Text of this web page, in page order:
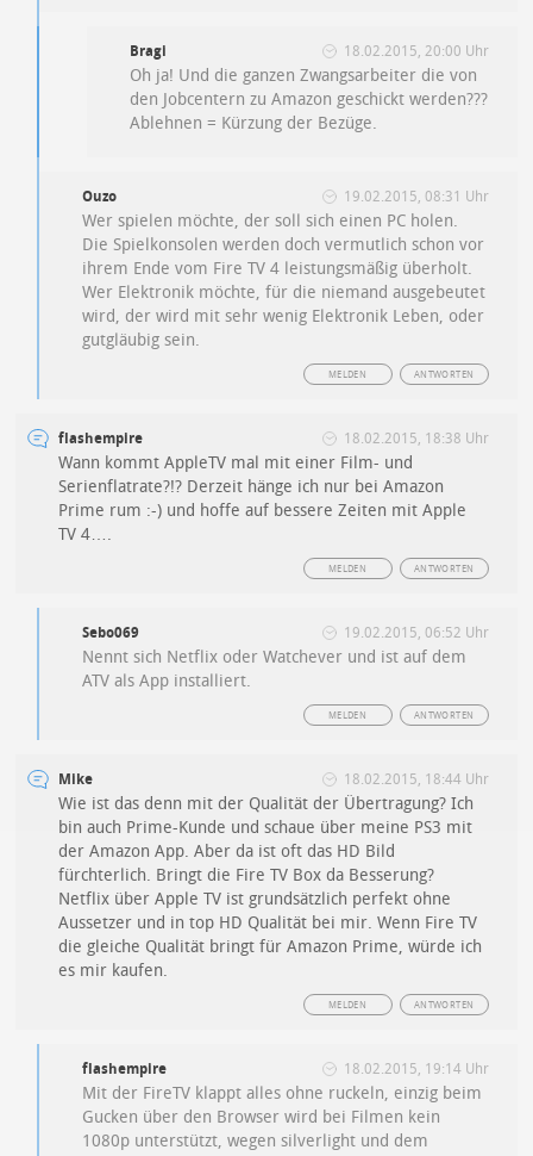
Bragi 18.02.2015, 20:00 Uhr
Oh ja! Und die ganzen Zwangsarbeiter die von
den Jobcentern zu Amazon geschickt werden???
Ablehnen = Kürzung der Bezüge.
Ouzo 19.02.2015, 08:31 Uhr
Wer spielen möchte, der soll sich einen PC holen.
Die Spielkonsolen werden doch vermutlich schon vor
ihrem Ende vom Fire TV 4 leistungsmäßig überholt.
Wer Elektronik möchte, für die niemand ausgebeutet
wird, der wird mit sehr wenig Elektronik Leben, oder
gutgläubig sein.
ANTWORTEN
MELDEN
flashempire 18.02.2015, 18:38 Uhr
Wann kommt AppleTV mal mit einer Film- und
Serienflatrate?!? Derzeit hänge ich nur bei Amazon
Prime rum :-) und hoffe auf bessere Zeiten mit Apple
TV 4….
ANTWORTEN
MELDEN
Sebo069 19.02.2015, 06:52 Uhr
Nennt sich Netflix oder Watchever und ist auf dem
ATV als App installiert.
ANTWORTEN
MELDEN
Mike 18.02.2015, 18:44 Uhr
Wie ist das denn mit der Qualität der Übertragung? Ich
bin auch Prime-Kunde und schaue über meine PS3 mit
der Amazon App. Aber da ist oft das HD Bild
fürchterlich. Bringt die Fire TV Box da Besserung?
Netflix über Apple TV ist grundsätzlich perfekt ohne
Aussetzer und in top HD Qualität bei mir. Wenn Fire TV
die gleiche Qualität bringt für Amazon Prime, würde ich
es mir kaufen.
ANTWORTEN
MELDEN
flashempire 18.02.2015, 19:14 Uhr
Mit der FireTV klappt alles ohne ruckeln, einzig beim
Gucken über den Browser wird bei Filmen kein
1080p unterstützt, wegen silverlight und dem